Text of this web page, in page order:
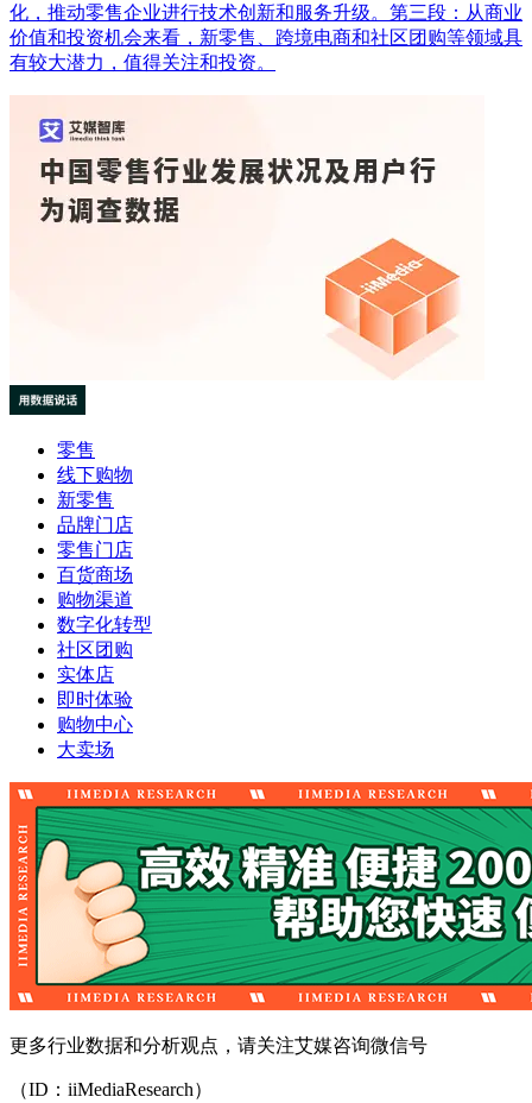
化，推动零售企业进行技术创新和服务升级。第三段：从商业
价值和投资机会来看，新零售、跨境电商和社区团购等领域具
有较大潜力，值得关注和投资。
零售
线下购物
新零售
品牌门店
零售门店
百货商场
购物渠道
数字化转型
社区团购
实体店
即时体验
购物中心
大卖场
更多行业数据和分析观点，请关注艾媒咨询微信号
（ID：iiMediaResearch）